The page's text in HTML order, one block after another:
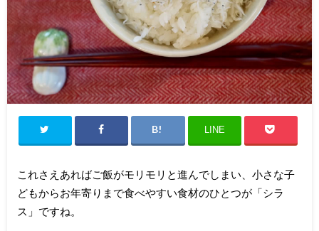
LINE
これさえあればご飯がモリモリと進んでしまい、小さな子
どもからお年寄りまで食べやすい食材のひとつが「シラ
ス」ですね。